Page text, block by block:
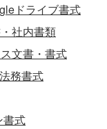
ドライブ書式
社内書類
文書・書式
法務書式
書式